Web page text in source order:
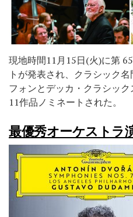
現地時間11月15日(火)に第
トが発表され、クラシック
フォンとデッカ・クラシッ
11作品ノミネートされた。
最優秀オーケストラ